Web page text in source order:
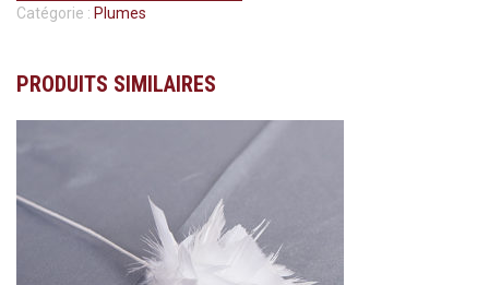
Catégorie : Plumes
PRODUITS SIMILAIRES